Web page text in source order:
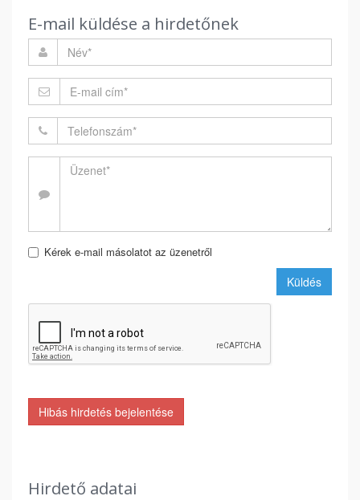
E-mail küldése a hirdetőnek
Kérek e-mail másolatot az üzenetről
Küldés
Hibás hirdetés bejelentése
Hirdető adatai